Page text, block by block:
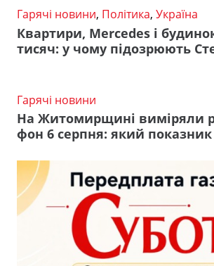
Гарячі новини, Політика, Україна
Квартири, Mercedes і
тисяч: у чому підозрюють
Гарячі новини
На Житомирщині виміряли
фон 6 серпня: який показник